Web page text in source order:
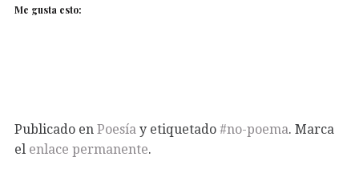
Me gusta esto:
Publicado en Poesía y etiquetado #no-poema. Marca
el enlace permanente.